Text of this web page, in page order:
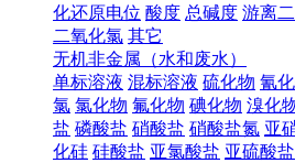
化还原电位 酸度 总碱度 游离
二氧化氯 其它
无机非金属（水和废水）
单标溶液 混标溶液 硫化物 氰
氯 氯化物 氟化物 碘化物 溴化
盐 磷酸盐 硝酸盐 硝酸盐氮 亚
化硅 硅酸盐 亚氯酸盐 亚硫酸盐